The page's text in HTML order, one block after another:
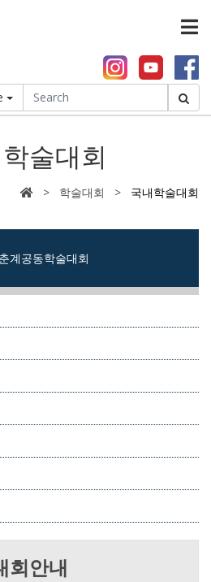
술대회
> 학술대회 > 국내학술대회
계공동학술대회
회안내